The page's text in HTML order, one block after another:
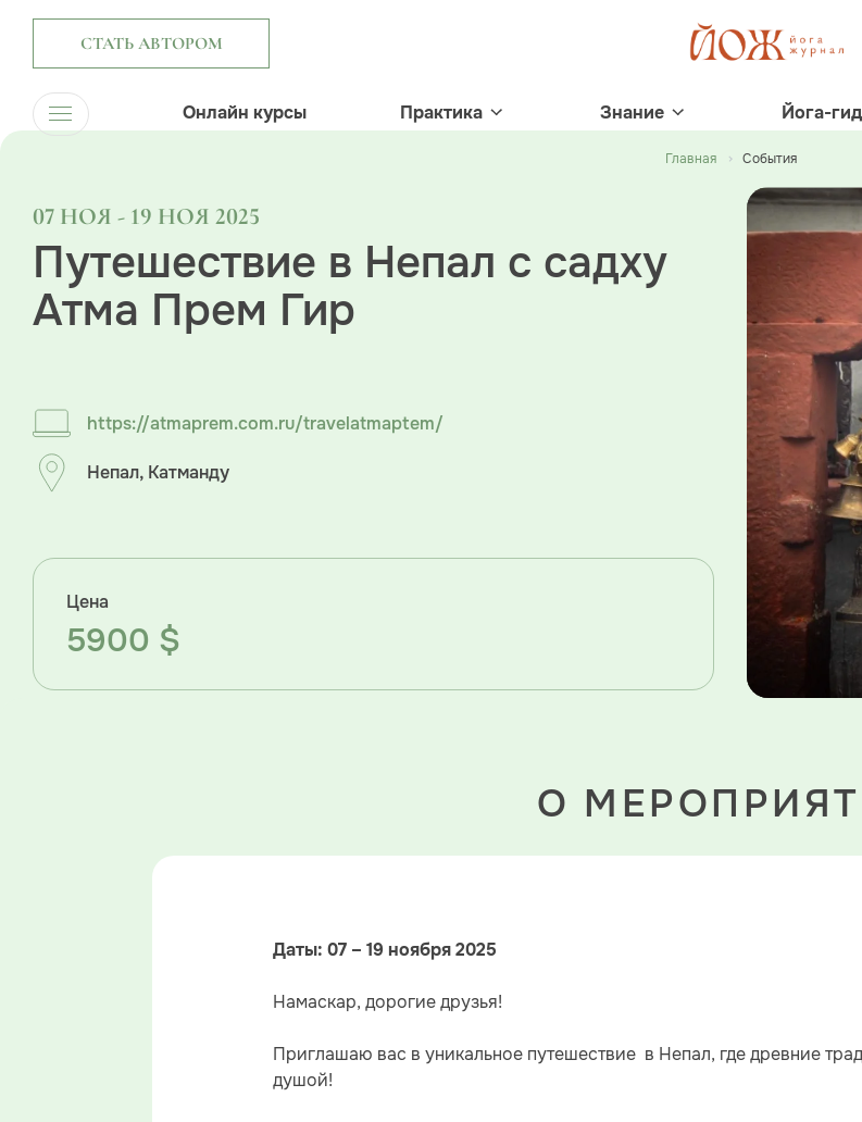
СТАТЬ АВТОРОМ
Онлайн курсы Практика Знание Йога-гид
Главная События
07 НОЯ - 19 НОЯ 2025
Путешествие в Непал с садху
Атма Прем Гир
https://atmaprem.com.ru/travelatmaptem/
Непал, Катманду
Цена
5900 $
О
Даты: 07 – 19 ноября 2025
Намаскар, дорогие друзья!
Приглашаю вас в уникальное путешествие в Непал, где древние
душой!